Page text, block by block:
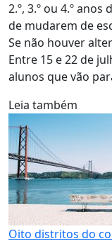
2.º, 3.º ou 4.º
de mudarem de
Se não houver
Entre 15 e 22 de
alunos que vão
Leia também
Oito distritos do